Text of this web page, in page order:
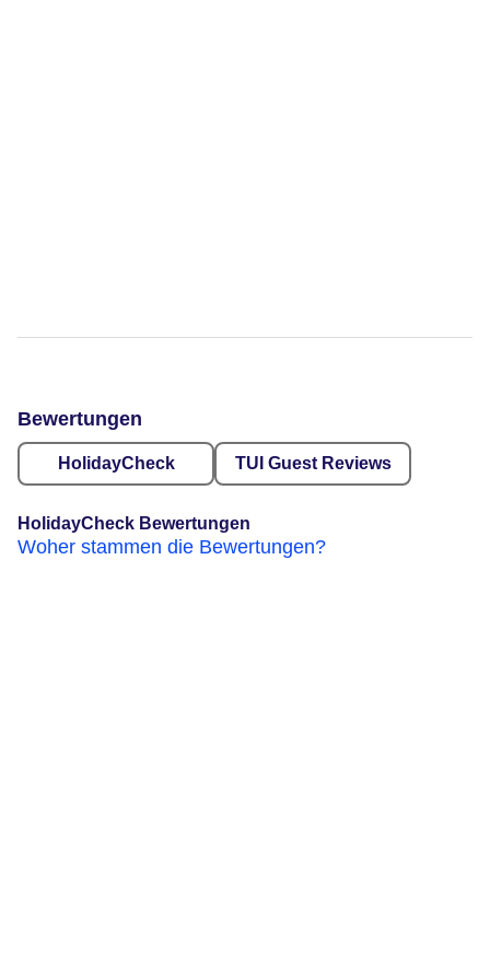
Bewertungen
HolidayCheck TUI Guest Reviews
HolidayCheck Bewertungen
Woher stammen die Bewertungen?